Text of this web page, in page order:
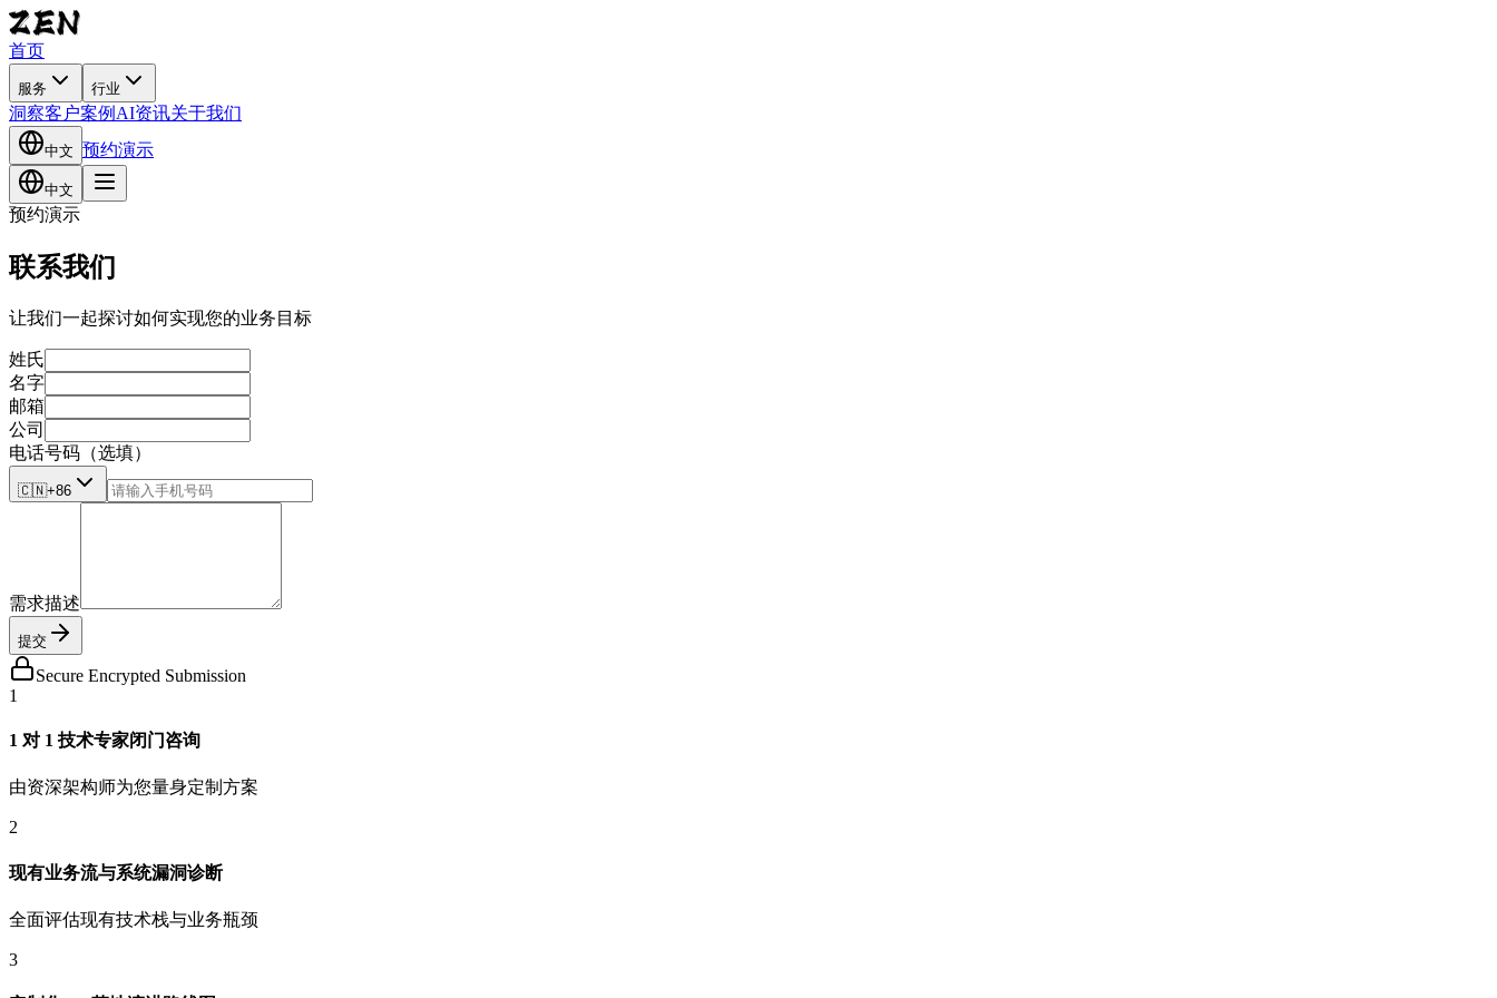
首页
服务 行业
洞察客户案例 AI资讯关于我们
中文 预约演示
中文
预约演示
联系我们
让我们一起探讨如何实现您的业务目标
姓氏
名字
邮箱
公司
电话号码（选填）
🇨🇳+86
需求描述
提交
Secure Encrypted Submission
1
1 对 1 技术专家闭门咨询
由资深架构师为您量身定制方案
2
现有业务流与系统漏洞诊断
全面评估现有技术栈与业务瓶颈
3